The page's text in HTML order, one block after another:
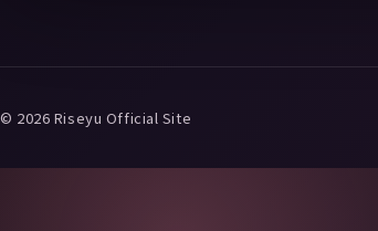
© 2026 Riseyu Official Site